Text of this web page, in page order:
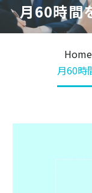
月60時間
Home
月60時